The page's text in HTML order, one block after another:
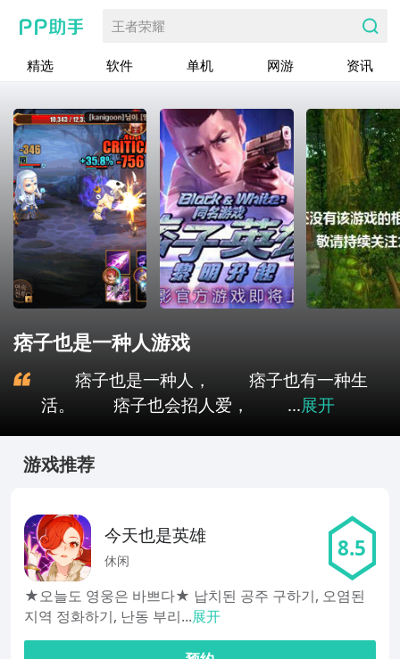
王者荣耀
精选 软件 单机 网游 资讯
痞子也是一种人游戏
痞子也是一种人， 痞子也有一种生
活。 痞子也会招人爱， ...展开
游戏推荐
今天也是英雄
休闲 8.5
★오늘도 영웅은 바쁘다★ 납치된 공주 구하기, 오염된
지역 정화하기, 난동 부리...展开